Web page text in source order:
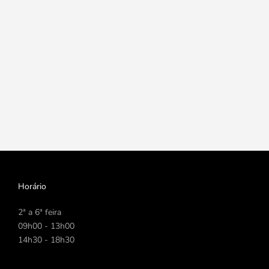
Horário
2ª a 6ª feira
09h00 - 13h00
14h30 - 18h30